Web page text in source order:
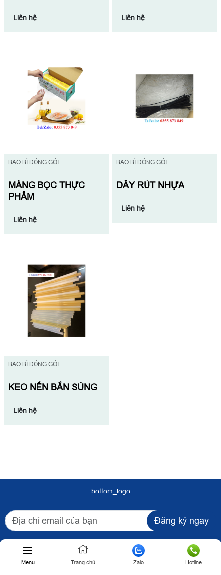
Liên hệ Liên hệ
BAO BÌ ĐÓNG GÓI
MÀNG BỌC THỰC
PHẨM
Liên hệ
BAO BÌ ĐÓNG GÓI
DÂY RÚT NHỰA
Liên hệ
BAO BÌ ĐÓNG GÓI
KEO NẾN BẮN SÚNG
Liên hệ
bottom_logo
Đăng ký ngay
CÔNG TY TNHH TM-DV HÀ QUY
Menu Trang chủ Zalo Hotline